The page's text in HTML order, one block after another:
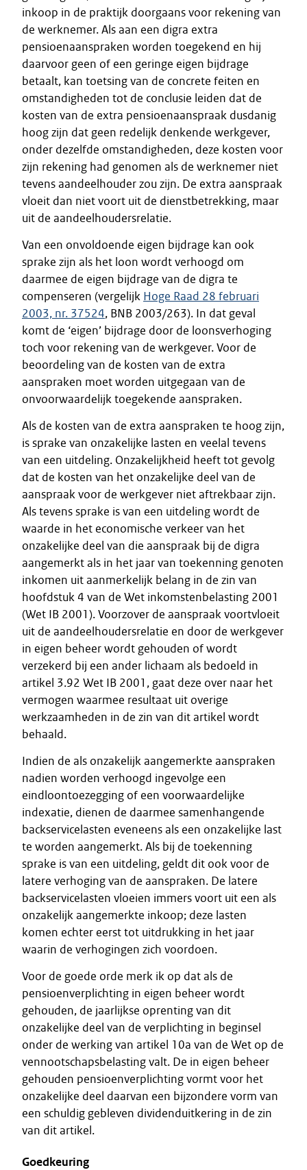
inkoop in de praktijk doorgaans voor rekening van
de werknemer. Als aan een digra extra
pensioenaanspraken worden toegekend en hij
daarvoor geen of een geringe eigen bijdrage
betaalt, kan toetsing van de concrete feiten en
omstandigheden tot de conclusie leiden dat de
kosten van de extra pensioenaanspraak dusdanig
hoog zijn dat geen redelijk denkende werkgever,
onder dezelfde omstandigheden, deze kosten voor
zijn rekening had genomen als de werknemer niet
tevens aandeelhouder zou zijn. De extra aanspraak
vloeit dan niet voort uit de dienstbetrekking, maar
uit de aandeelhoudersrelatie.
Van een onvoldoende eigen bijdrage kan ook
sprake zijn als het loon wordt verhoogd om
daarmee de eigen bijdrage van de digra te
compenseren (vergelijk Hoge Raad 28 februari
2003, nr. 37524, BNB 2003/263). In dat geval
komt de ‘eigen’ bijdrage door de loonsverhoging
toch voor rekening van de werkgever. Voor de
beoordeling van de kosten van de extra
aanspraken moet worden uitgegaan van de
onvoorwaardelijk toegekende aanspraken.
Als de kosten van de extra aanspraken te hoog zijn,
is sprake van onzakelijke lasten en veelal tevens
van een uitdeling. Onzakelijkheid heeft tot gevolg
dat de kosten van het onzakelijke deel van de
aanspraak voor de werkgever niet aftrekbaar zijn.
Als tevens sprake is van een uitdeling wordt de
waarde in het economische verkeer van het
onzakelijke deel van die aanspraak bij de digra
aangemerkt als in het jaar van toekenning genoten
inkomen uit aanmerkelijk belang in de zin van
hoofdstuk 4 van de Wet inkomstenbelasting 2001
(Wet IB 2001). Voorzover de aanspraak voortvloeit
uit de aandeelhoudersrelatie en door de werkgever
in eigen beheer wordt gehouden of wordt
verzekerd bij een ander lichaam als bedoeld in
artikel 3.92 Wet IB 2001, gaat deze over naar het
vermogen waarmee resultaat uit overige
werkzaamheden in de zin van dit artikel wordt
behaald.
Indien de als onzakelijk aangemerkte aanspraken
nadien worden verhoogd ingevolge een
eindloontoezegging of een voorwaardelijke
indexatie, dienen de daarmee samenhangende
backservicelasten eveneens als een onzakelijke last
te worden aangemerkt. Als bij de toekenning
sprake is van een uitdeling, geldt dit ook voor de
latere verhoging van de aanspraken. De latere
backservicelasten vloeien immers voort uit een als
onzakelijk aangemerkte inkoop; deze lasten
komen echter eerst tot uitdrukking in het jaar
waarin de verhogingen zich voordoen.
Voor de goede orde merk ik op dat als de
pensioenverplichting in eigen beheer wordt
gehouden, de jaarlijkse oprenting van dit
onzakelijke deel van de verplichting in beginsel
onder de werking van artikel 10a van de Wet op de
vennootschapsbelasting valt. De in eigen beheer
gehouden pensioenverplichting vormt voor het
onzakelijke deel daarvan een bijzondere vorm van
een schuldig gebleven dividenduitkering in de zin
van dit artikel.
Goedkeuring